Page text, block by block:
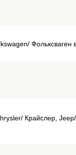
Фольксваген
Крайслер,